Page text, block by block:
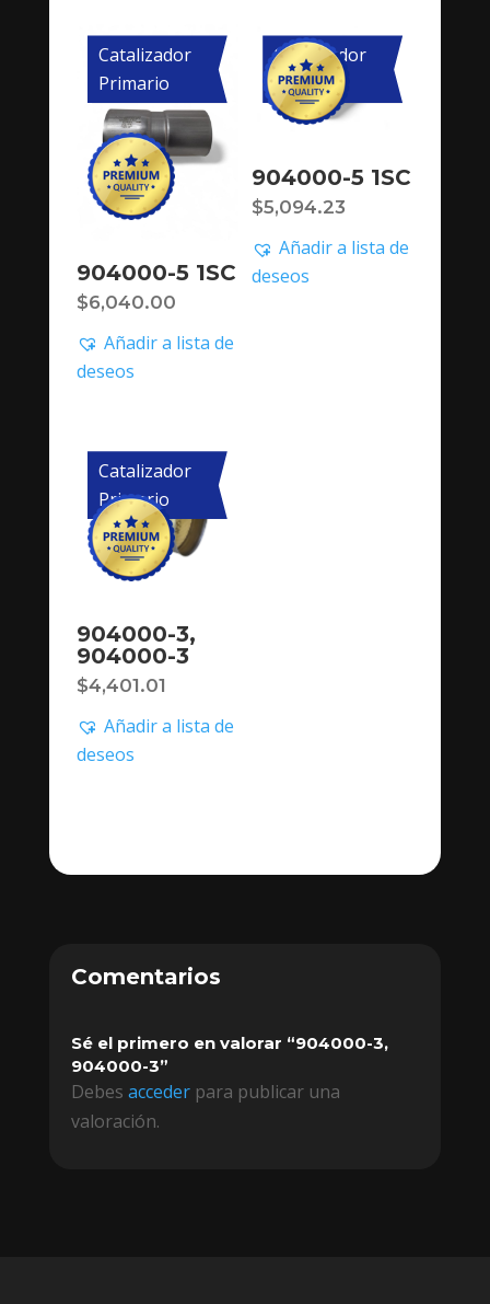
Catalizador
Primario
904000-5 1SC
$6,040.00
Añadir a lista de
deseos
Catalizador
Primario
904000-5 1SC
$5,094.23
Añadir a lista de
deseos
Catalizador
Primario
904000-3,
904000-3
$4,401.01
Añadir a lista de
deseos
Comentarios
Sé el primero en valorar “904000-3,
904000-3”
Debes accederpara publicar una
valoración.